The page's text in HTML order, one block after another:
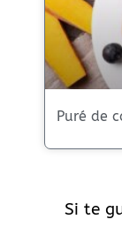
Puré de
Si te